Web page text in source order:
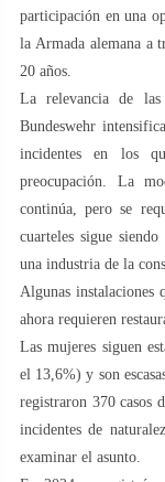
participación en una
la Armada alemana a
20 años.
La relevancia de
Bundeswehr
incidentes en los
preocupación. La
continúa, pero se
cuarteles sigue
una industria de la
Algunas instalaciones
ahora requieren
Las mujeres siguen
el 13,6%) y son
registraron 370 casos
incidentes de
examinar el asunto.